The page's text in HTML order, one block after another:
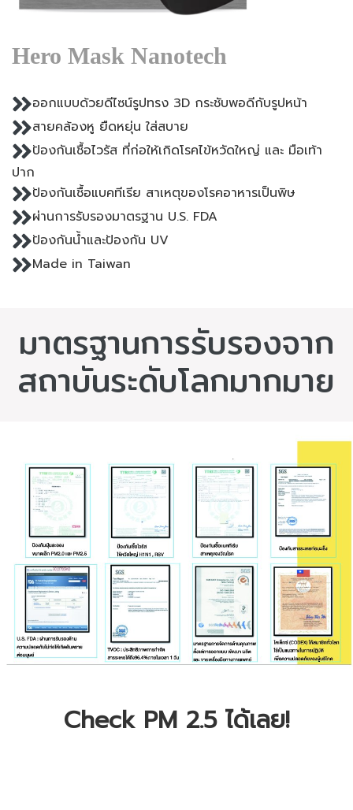
Hero Mask Nanotech
ออกแบบด้วยดีไซน์รูปทรง 3D กระชับพอดีกับรูปหน้า
สายคล้องหู ยืดหยุ่น ใส่สบาย
ป้องกันเชื้อไวรัส ที่ก่อให้เกิดโรคไข้หวัดใหญ่ และ มือเท้า
ปาก
ป้องกันเชื้อแบคทีเรีย สาเหตุของโรคอาหารเป็นพิษ
ผ่านการรับรองมาตรฐาน U.S. FDA
ป้องกันน้ำและป้องกัน UV
Made in Taiwan
มาตรฐานการรับรองจาก
สถาบันระดับโลกมากมาย
Check PM 2.5 ได้เลย!